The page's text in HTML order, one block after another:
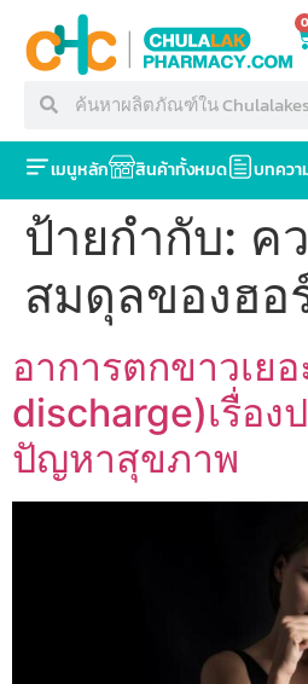
0
เมนูหลัก สินค้าทั้งหมด บทควา
ป้ายกำกับ: ค
สมดุลของฮอ
อาการตกขาวเย
discharge)เรื่อง
ปัญหาสุขภาพ